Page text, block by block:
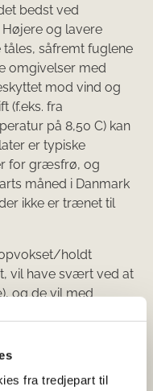
fra tredjepart til
bedst ved
og lavere
såfremt fuglene
omgivelser med
mod vind og
(f.eks. fra
på 8,50 C) kan
er typiske
for græsfrø, og
måned i Danmark
ikke er trænet til
opvokset/holdt
vil have svært ved at
og de vil med